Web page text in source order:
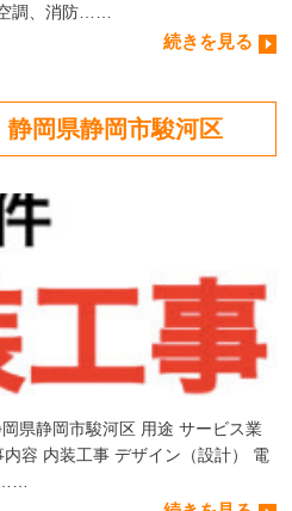
調、消防……
続きを見る
岡県静岡市駿河区
県静岡市駿河区 用途 サービス業
容 内装工事 デザイン（設計） 電